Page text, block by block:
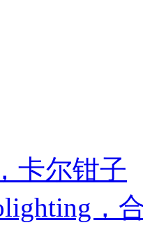
卡尔钳子
，